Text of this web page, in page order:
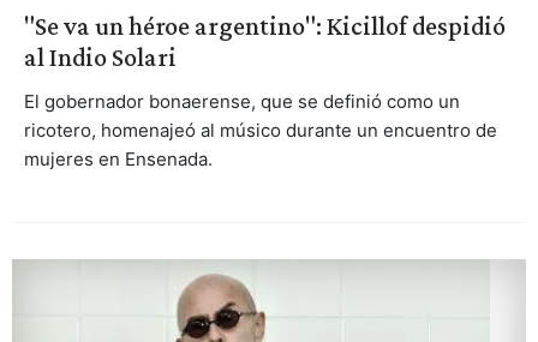
"Se va un héroe argentino": Kicillof despidió
al Indio Solari
El gobernador bonaerense, que se definió como un
ricotero, homenajeó al músico durante un encuentro de
mujeres en Ensenada.